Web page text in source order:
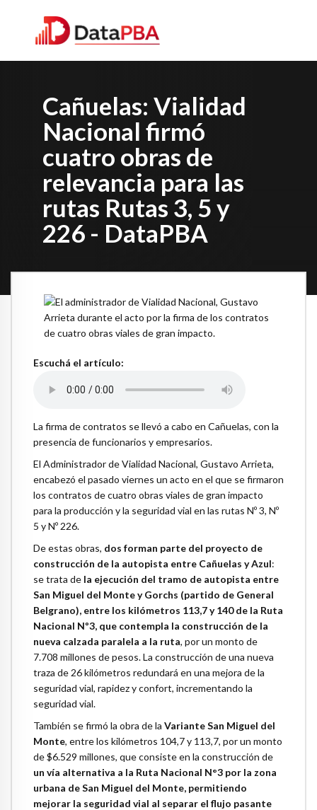
Cañuelas: Vialidad
Nacional firmó
cuatro obras de
relevancia para las
rutas Rutas 3, 5 y
226 - DataPBA
Escuchá el artículo:
La firma de contratos se llevó a cabo en Cañuelas, con la
presencia de funcionarios y empresarios.
El Administrador de Vialidad Nacional, Gustavo Arrieta,
encabezó el pasado viernes un acto en el que se firmaron
los contratos de cuatro obras viales de gran impacto
para la producción y la seguridad vial en las rutas Nº 3, Nº
5 y Nº 226.
De estas obras, dos forman parte del proyecto de
construcción de la autopista entre Cañuelas y Azul:
se trata de la ejecución del tramo de autopista entre
San Miguel del Monte y Gorchs (partido de General
Belgrano), entre los kilómetros 113,7 y 140 de la Ruta
Nacional Nº3, que contempla la construcción de la
nueva calzada paralela a la ruta, por un monto de
7.708 millones de pesos. La construcción de una nueva
traza de 26 kilómetros redundará en una mejora de la
seguridad vial, rapidez y confort, incrementando la
seguridad vial.
También se firmó la obra de la Variante San Miguel del
Monte, entre los kilómetros 104,7 y 113,7, por un monto
de $6.529 millones, que consiste en la construcción de
un vía alternativa a la Ruta Nacional N°3 por la zona
urbana de San Miguel del Monte, permitiendo
mejorar la seguridad vial al separar el flujo pasante